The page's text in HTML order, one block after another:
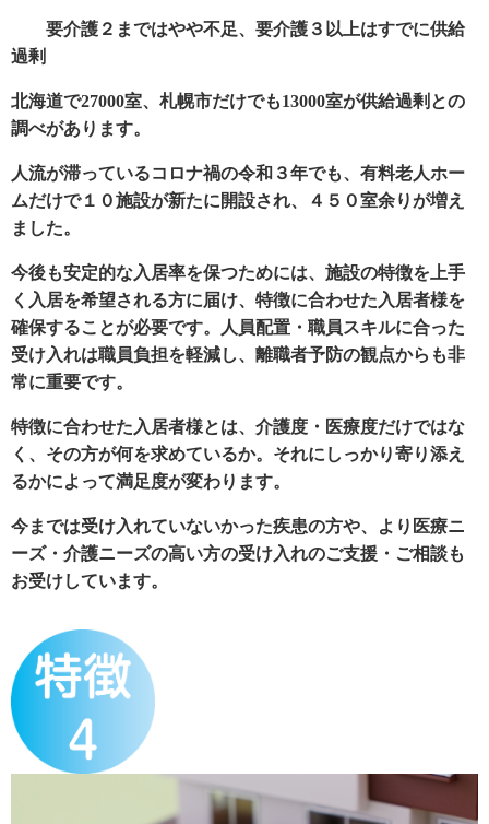
要介護２まではやや不足、要介護３以上はすでに供給
過剰
北海道で27000室、札幌市だけでも13000室が供給過剰との
調べがあります。
人流が滞っているコロナ禍の令和３年でも、有料老人ホー
ムだけで１０施設が新たに開設され、４５０室余りが増え
ました。
今後も安定的な入居率を保つためには、施設の特徴を上手
く入居を希望される方に届け、特徴に合わせた入居者様を
確保することが必要です。人員配置・職員スキルに合った
受け入れは職員負担を軽減し、離職者予防の観点からも非
常に重要です。
特徴に合わせた入居者様とは、介護度・医療度だけではな
く、その方が何を求めているか。それにしっかり寄り添え
るかによって満足度が変わります。
今までは受け入れていないかった疾患の方や、より医療ニ
ーズ・介護ニーズの高い方の受け入れのご支援・ご相談も
お受けしています。